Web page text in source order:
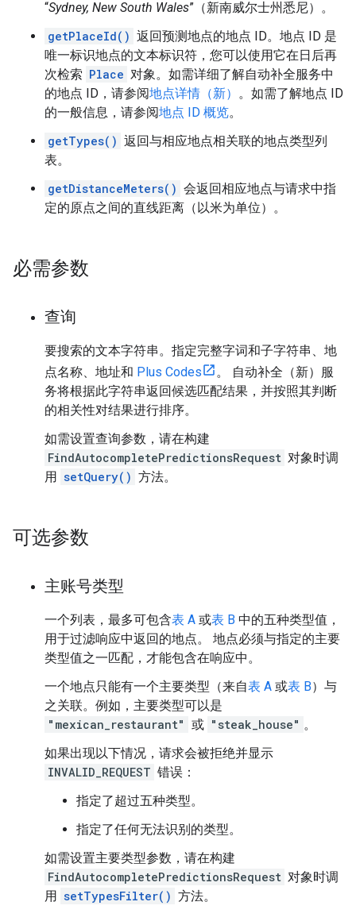
“Sydney, New South Wales”（新南威尔士州悉尼）。
getPlaceId() 返回预测地点的地点 ID。地点 ID 是
唯一标识地点的文本标识符，您可以使用它在日后再
次检索 Place 对象。如需详细了解自动补全服务中
的地点 ID，请参阅地点详情（新）
。如需了解地点 ID
的一般信息，请参阅地点 ID 概览。
getTypes() 返回与相应地点相关联的地点类型列
表。
getDistanceMeters() 会返回相应地点与请求中指
定的原点之间的直线距离（以米为单位）。
必需参数
查询
要搜索的文本字符串。指定完整字词和子字符串、地
点名称、地址和 Plus Codes
。 自动补全（新）服
务将根据此字符串返回候选匹配结果，并按照其判断
的相关性对结果进行排序。
如需设置查询参数，请在构建
FindAutocompletePredictionsRequest 对象时调
用 setQuery() 方法。
可选参数
主账号类型
一个列表，最多可包含表 A 或表 B 中的五种类型值，
用于过滤响应中返回的地点。 地点必须与指定的主要
类型值之一匹配，才能包含在响应中。
一个地点只能有一个主要类型（来自表 A 或表 B）与
之关联。例如，主要类型可以是
"mexican_restaurant" 或 "steak_house" 。
如果出现以下情况，请求会被拒绝并显示
INVALID_REQUEST 错误：
指定了超过五种类型。
指定了任何无法识别的类型。
如需设置主要类型参数，请在构建
FindAutocompletePredictionsRequest 对象时调
用 setTypesFilter() 方法。